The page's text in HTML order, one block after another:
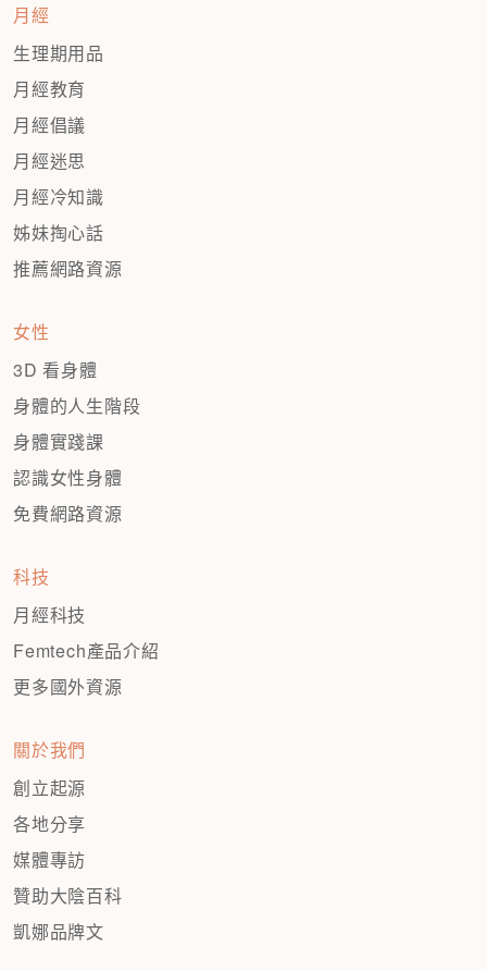
月經
生理期用品
月經教育
月經倡議
月經迷思
月經冷知識
姊妹掏心話
推薦網路資源
女性
3D 看身體
身體的人生階段
身體實踐課
認識女性身體
免費網路資源
科技
月經科技
Femtech產品介紹
更多國外資源
關於我們
創立起源
各地分享
媒體專訪
贊助大陰百科
凱娜品牌文